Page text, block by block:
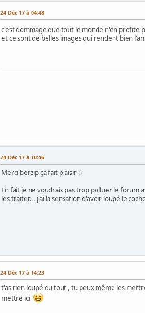
24 Déc 17 à 04:48
c'est dommage que tout le monde n'en profite
et ce sont de belles images qui rendent bien
24 Déc 17 à 10:46
Merci berzip ça fait plaisir :)
En fait je ne voudrais pas trop polluer le forum
les traiter... j'ai la sensation d'avoir loupé le
24 Déc 17 à 14:23
t'as rien loupé du tout , tu peux même les
mettre ici